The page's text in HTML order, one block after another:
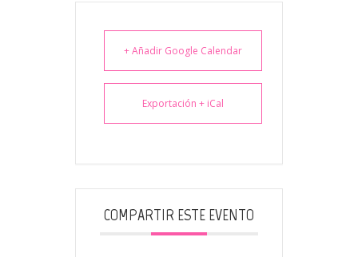
+ Añadir Google Calendar
Exportación + iCal
COMPARTIR ESTE EVENTO